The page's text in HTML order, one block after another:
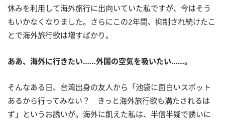
休みを利用して海外旅行に出向いていた私ですが、今はそう
もいかなくなりました。さらにこの2年間、抑制され続けたこ
とで海外旅行欲は増すばかり。
ああ、海外に行きたい……外国の空気を吸いたい……。
そんなある日、台湾出身の友人から「池袋に面白いスポット
あるから行ってみない？ きっと海外旅行欲も満たされるは
ず」というお誘いが。海外に飢えた私は、半信半疑で誘いに